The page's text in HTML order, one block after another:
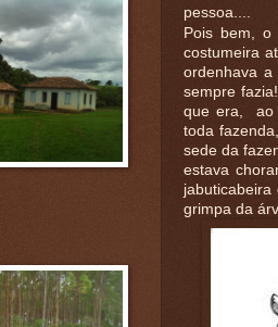
pessoa....
Pois bem,
costumeira
ordenhava
sempre
que era, ao
toda
sede da
estava
grimpa da